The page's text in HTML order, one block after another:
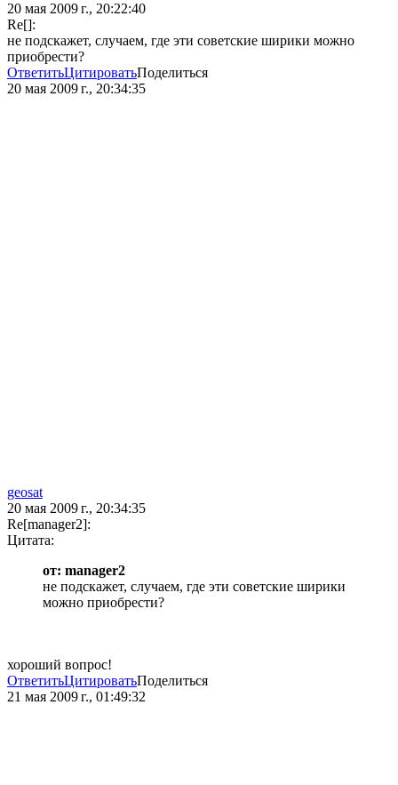
20 мая 2009 г., 20:22:40
Re[]:
не подскажет, случаем, где эти советские ширики можно
приобрести?
ОтветитьЦитироватьПоделиться
20 мая 2009 г., 20:34:35
geosat
20 мая 2009 г., 20:34:35
Re[manager2]:
Цитата:
от: manager2
не подскажет, случаем, где эти советские ширики
можно приобрести?
хороший вопрос!
ОтветитьЦитироватьПоделиться
21 мая 2009 г., 01:49:32